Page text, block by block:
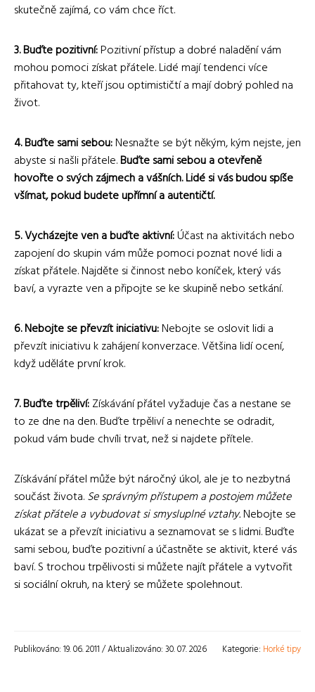
skutečně zajímá, co vám chce říct.
3. Buďte pozitivní:Pozitivní přístup a dobré naladění vám
mohou pomoci získat přátele. Lidé mají tendenci více
přitahovat ty, kteří jsou optimističtí a mají dobrý pohled na
život.
4. Buďte sami sebou:Nesnažte se být někým, kým nejste, jen
abyste si našli přátele.Buďte sami sebou a otevřeně
hovořte o svých zájmech a vášních. Lidé si vás budou spíše
všímat, pokud budete upřímní a autentičtí.
5. Vycházejte ven a buďte aktivní:Účast na aktivitách nebo
zapojení do skupin vám může pomoci poznat nové lidi a
získat přátele. Najděte si činnost nebo koníček, který vás
baví, a vyrazte ven a připojte se ke skupině nebo setkání.
6. Nebojte se převzít iniciativu:Nebojte se oslovit lidi a
převzít iniciativu k zahájení konverzace. Většina lidí ocení,
když uděláte první krok.
7. Buďte trpěliví:Získávání přátel vyžaduje čas a nestane se
to ze dne na den. Buďte trpěliví a nenechte se odradit,
pokud vám bude chvíli trvat, než si najdete přítele.
Získávání přátel může být náročný úkol, ale je to nezbytná
součást života.Se správným přístupem a postojem můžete
získat přátele a vybudovat si smysluplné vztahy.Nebojte se
ukázat se a převzít iniciativu a seznamovat se s lidmi. Buďte
sami sebou, buďte pozitivní a účastněte se aktivit, které vás
baví. S trochou trpělivosti si můžete najít přátele a vytvořit
si sociální okruh, na který se můžete spolehnout.
Publikováno: 19. 06. 2011 / Aktualizováno: 30. 07. 2026 Kategorie: Horké tipy